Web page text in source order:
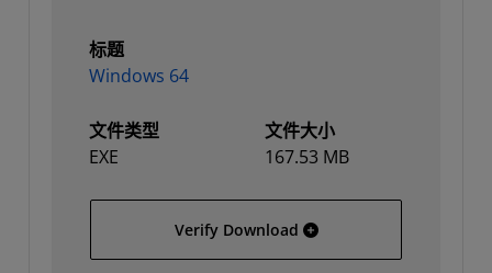
标题
Windows 64
文件类型
EXE
文件大小
167.53 MB
Verify Download Windows 64